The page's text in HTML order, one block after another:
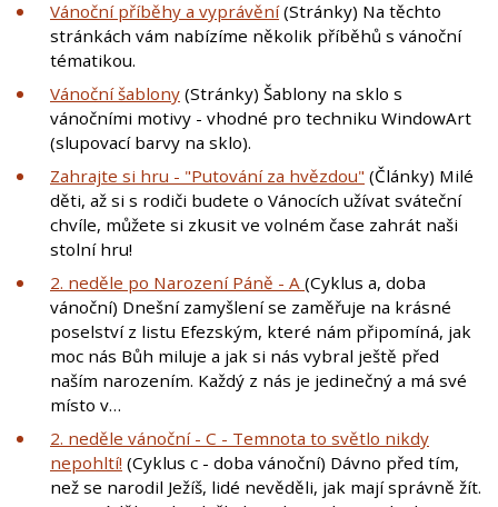
Vánoční příběhy a vyprávění(Stránky) Na těchto
stránkách vám nabízíme několik příběhů s vánoční
tématikou.
Vánoční šablony (Stránky) Šablony na sklo s
vánočními motivy - vhodné pro techniku WindowArt
(slupovací barvy na sklo).
Zahrajte si hru - "Putování za hvězdou" (Články) Milé
děti, až si s rodiči budete o Vánocích užívat sváteční
chvíle, můžete si zkusit ve volném čase zahrát naši
stolní hru!
2. neděle po Narození Páně - A (Cyklus a, doba
vánoční) Dnešní zamyšlení se zaměřuje na krásné
poselství z listu Efezským, které nám připomíná, jak
moc nás Bůh miluje a jak si nás vybral ještě před
naším narozením. Každý z nás je jedinečný a má své
místo v…
2. neděle vánoční - C - Temnota to světlo nikdy
nepohltí! (Cyklus c - doba vánoční) Dávno před tím,
než se narodil Ježíš, lidé nevěděli, jak mají správně žít.